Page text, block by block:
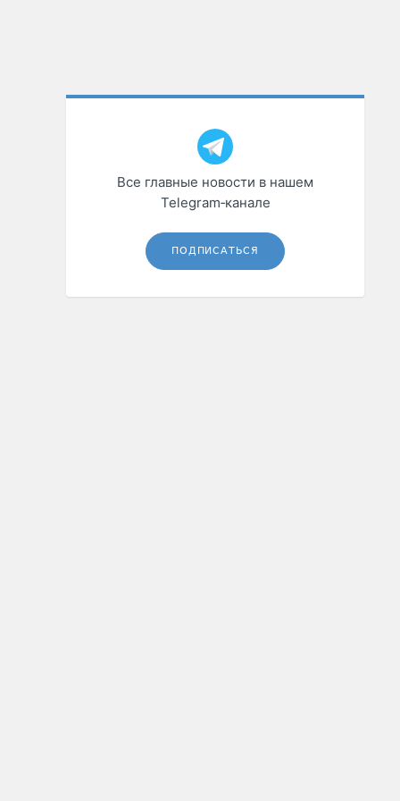
Все главные новости в нашем
Telegram‑канале
ПОДПИСАТЬСЯ